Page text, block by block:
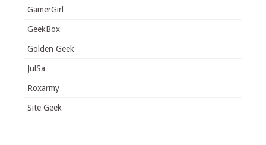
GamerGirl
GeekBox
Golden Geek
JulSa
Roxarmy
Site Geek